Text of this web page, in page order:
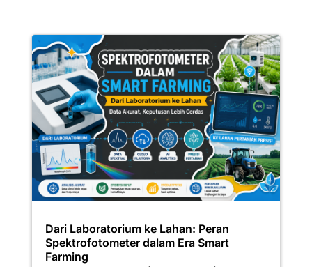
Dari Laboratorium ke Lahan: Peran
Spektrofotometer dalam Era Smart
Farming